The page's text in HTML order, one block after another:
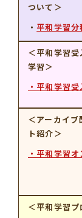
安全･
よくある
このサイトにつ
プライバシーポ
ついて＞
・ 平和学習
＜平和学習
学習＞
・平和学習
＜アーカイ
ト紹介＞
・平和学習
＜平和学習